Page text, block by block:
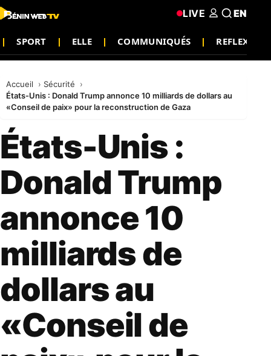
SPORT ELLE COMMUNIQUÉS REFLEXION
LIVE EN
Accueil
Sécurité
États-Unis : Donald Trump annonce 10 milliards de dollars au
«Conseil de paix» pour la reconstruction de Gaza
États-Unis :
Donald Trump
annonce 10
milliards de
dollars au
«Conseil de